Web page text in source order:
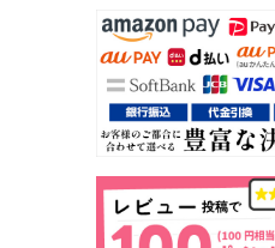
セフィーロ